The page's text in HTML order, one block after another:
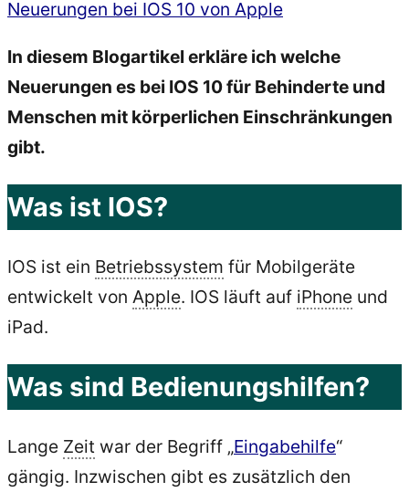
In diesem Blogartikel erkläre ich welche
Neuerungen es bei IOS 10 für Behinderte und
Menschen mit körperlichen Einschränkungen
gibt.
Was ist IOS?
IOS ist ein Betriebssystem für Mobilgeräte
entwickelt von Apple. IOS läuft auf iPhone und
iPad.
Was sind Bedienungshilfen?
Lange Zeit war der Begriff „Eingabehilfe“
gängig. Inzwischen gibt es zusätzlich den